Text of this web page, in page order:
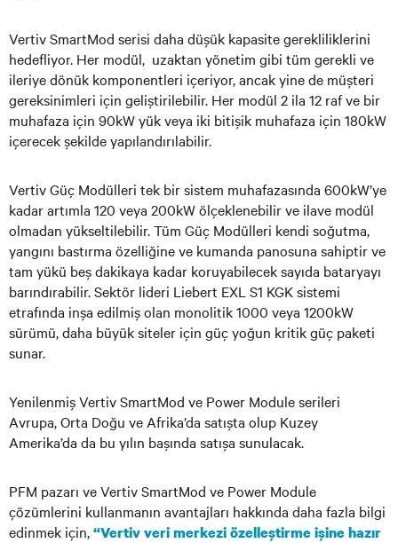
Vertiv SmartMod serisi daha düşük kapasite gerekliliklerini
hedefliyor. Her modül, uzaktan yönetim gibi tüm gerekli ve
ileriye dönük komponentleri içeriyor, ancak yine de müşteri
gereksinimleri için geliştirilebilir. Her modül 2 ila 12 raf ve bir
muhafaza için 90kW yük veya iki bitişik muhafaza için 180kW
içerecek şekilde yapılandırılabilir.
Vertiv Güç Modülleri tek bir sistem muhafazasında 600kW’ye
kadar artımla 120 veya 200kW ölçeklenebilir ve ilave modül
olmadan yükseltilebilir. Tüm Güç Modülleri kendi soğutma,
yangını bastırma özelliğine ve kumanda panosuna sahiptir ve
tam yükü beş dakikaya kadar koruyabilecek sayıda bataryayı
barındırabilir. Sektör lideri Liebert EXL S1 KGK sistemi
etrafında inşa edilmiş olan monolitik 1000 veya 1200kW
sürümü, daha büyük siteler için güç yoğun kritik güç paketi
sunar.
Yenilenmiş Vertiv SmartMod ve Power Module serileri
Avrupa, Orta Doğu ve Afrika’da satışta olup Kuzey
Amerika’da da bu yılın başında satışa sunulacak.
PFM pazarı ve Vertiv SmartMod ve Power Module
çözümlerini kullanmanın avantajları hakkında daha fazla bilgi
edinmek için,“Vertiv veri merkezi özelleştirme işine hazır